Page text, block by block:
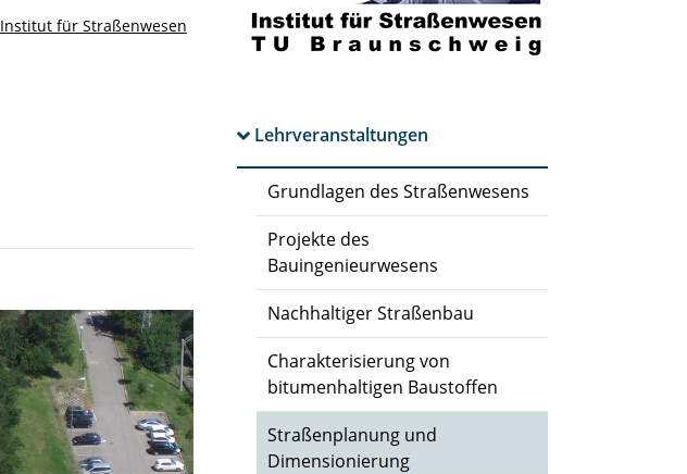
Institut für Straßenwesen
Lehrveranstaltungen
Grundlagen des Straßenwesens
Projekte des
Bauingenieurwesens
Nachhaltiger Straßenbau
Charakterisierung von
bitumenhaltigen Baustoffen
Straßenplanung und
Dimensionierung